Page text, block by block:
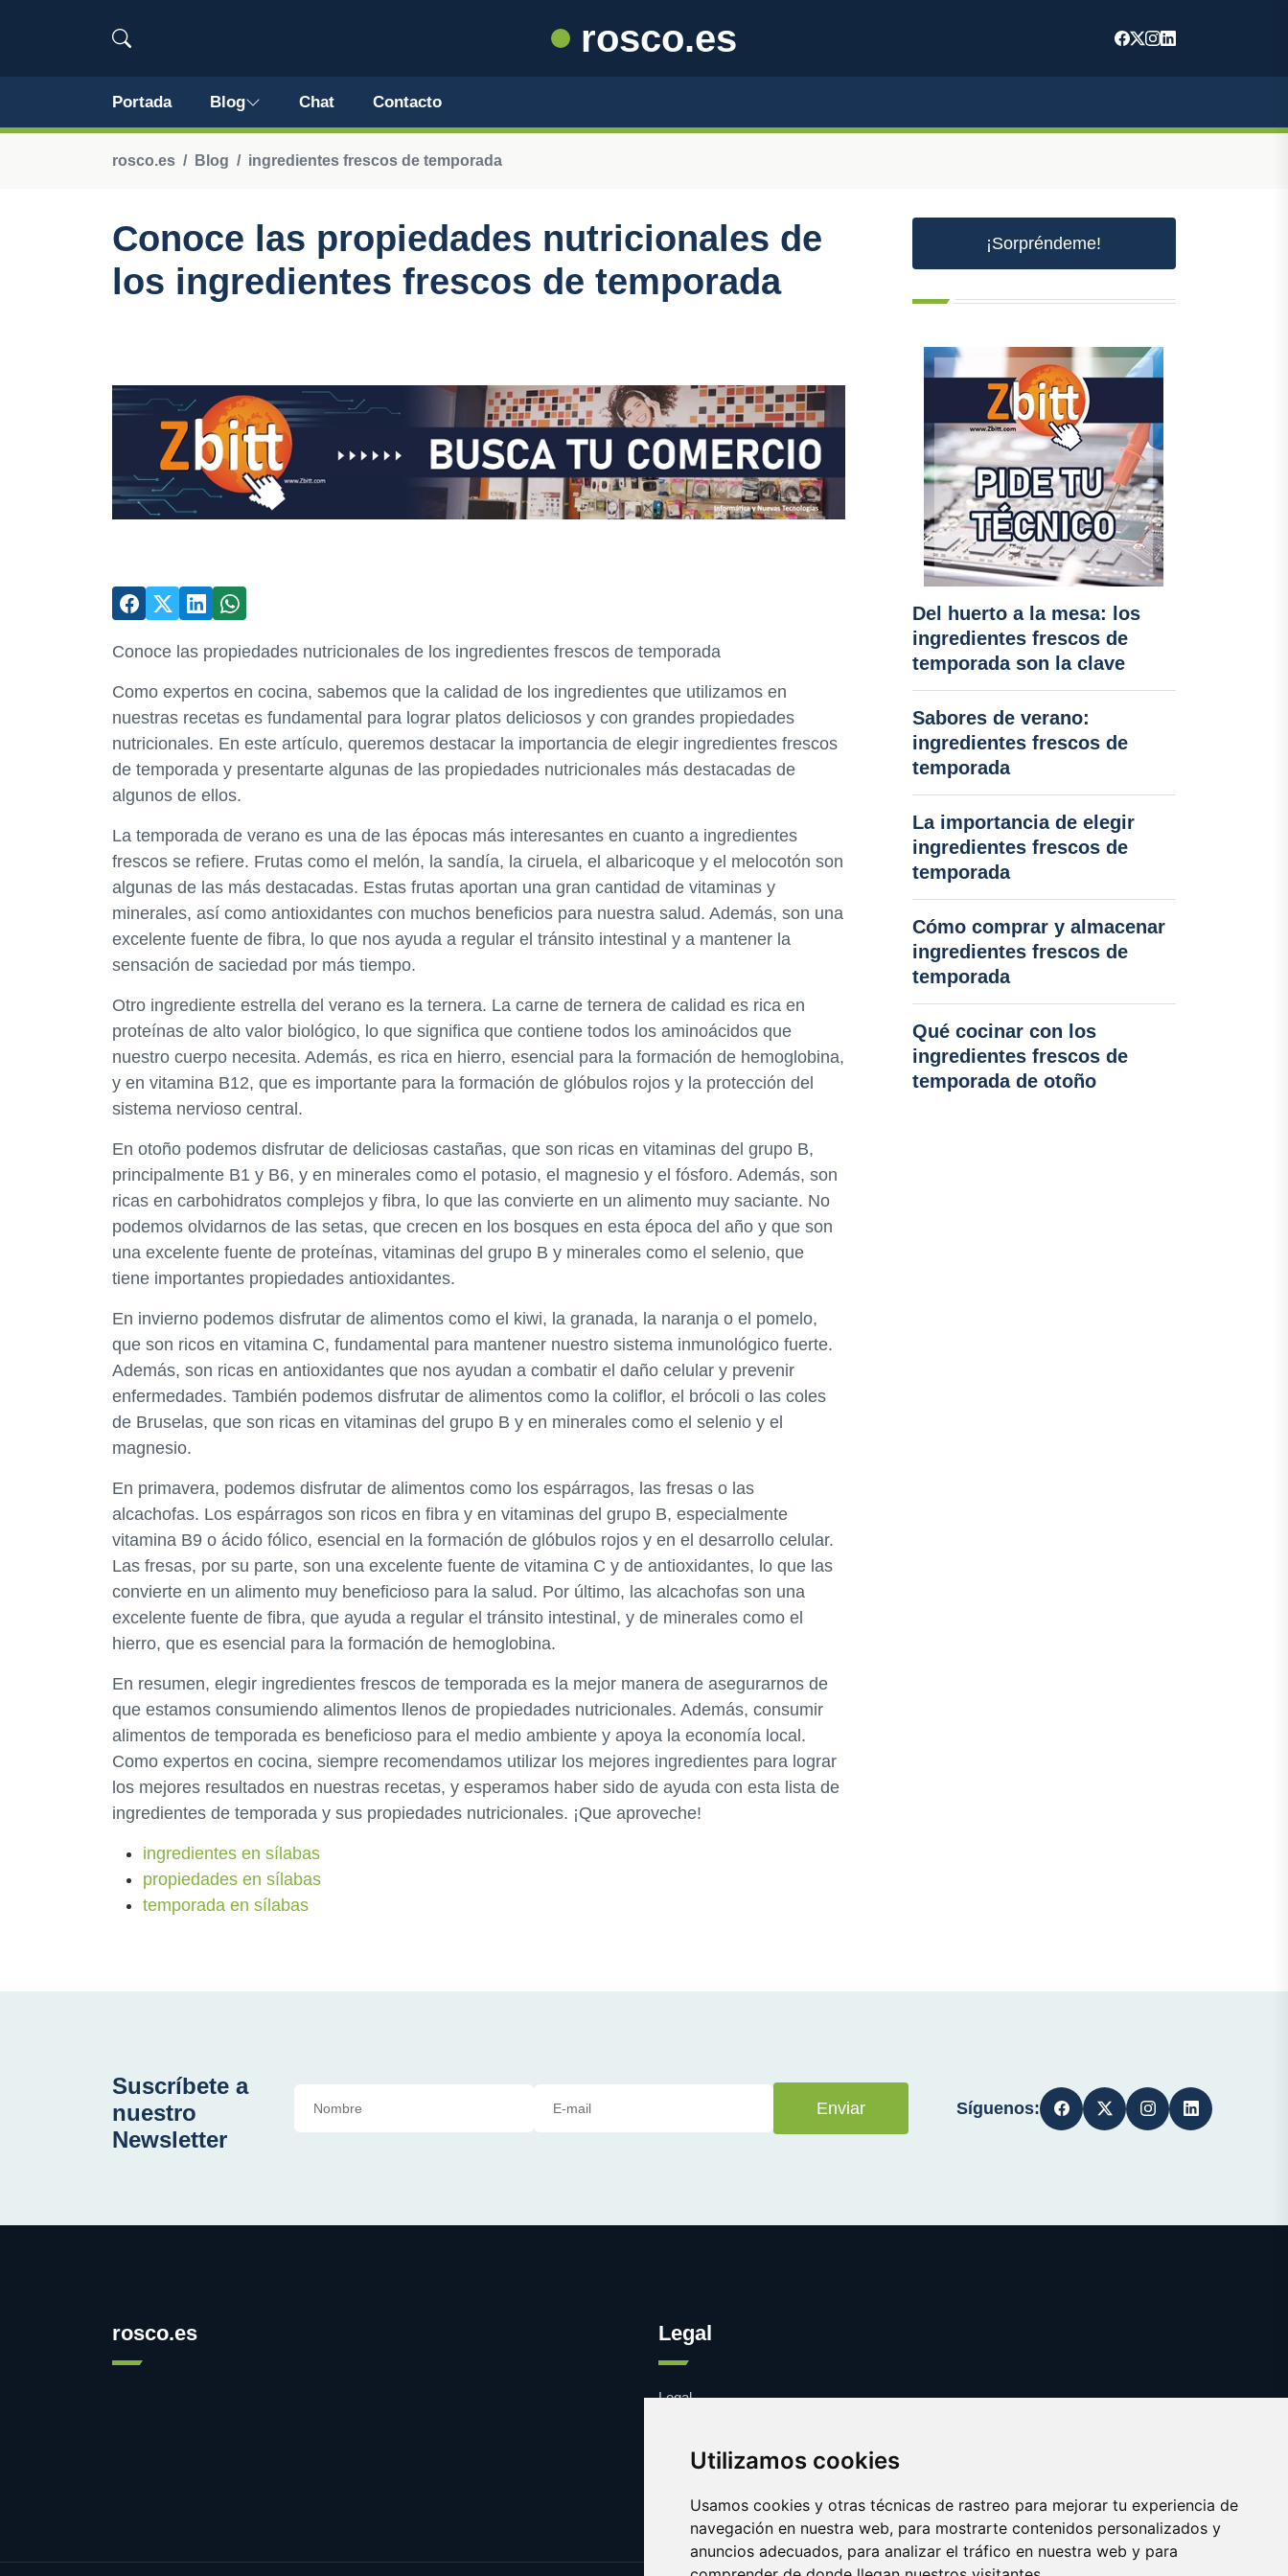
Utilizamos cookies
Usamos cookies y otras técnicas de rastreo para mejorar tu experiencia de
navegación en nuestra web, para mostrarte contenidos personalizados y
anuncios adecuados, para analizar el tráfico en nuestra web y para
rosco.es
Portada Blog Chat Contacto
rosco.es Blog ingredientes frescos de temporada
Conoce las propiedades nutricionales de
los ingredientes frescos de temporada
Conoce las propiedades nutricionales de los ingredientes frescos de temporada
Como expertos en cocina, sabemos que la calidad de los ingredientes que utilizamos en
nuestras recetas es fundamental para lograr platos deliciosos y con grandes propiedades
nutricionales. En este artículo, queremos destacar la importancia de elegir ingredientes frescos
de temporada y presentarte algunas de las propiedades nutricionales más destacadas de
algunos de ellos.
La temporada de verano es una de las épocas más interesantes en cuanto a ingredientes
frescos se refiere. Frutas como el melón, la sandía, la ciruela, el albaricoque y el melocotón son
algunas de las más destacadas. Estas frutas aportan una gran cantidad de vitaminas y
minerales, así como antioxidantes con muchos beneficios para nuestra salud. Además, son una
excelente fuente de fibra, lo que nos ayuda a regular el tránsito intestinal y a mantener la
sensación de saciedad por más tiempo.
Otro ingrediente estrella del verano es la ternera. La carne de ternera de calidad es rica en
proteínas de alto valor biológico, lo que significa que contiene todos los aminoácidos que
nuestro cuerpo necesita. Además, es rica en hierro, esencial para la formación de hemoglobina,
y en vitamina B12, que es importante para la formación de glóbulos rojos y la protección del
sistema nervioso central.
En otoño podemos disfrutar de deliciosas castañas, que son ricas en vitaminas del grupo B,
principalmente B1 y B6, y en minerales como el potasio, el magnesio y el fósforo. Además, son
ricas en carbohidratos complejos y fibra, lo que las convierte en un alimento muy saciante. No
podemos olvidarnos de las setas, que crecen en los bosques en esta época del año y que son
una excelente fuente de proteínas, vitaminas del grupo B y minerales como el selenio, que
tiene importantes propiedades antioxidantes.
En invierno podemos disfrutar de alimentos como el kiwi, la granada, la naranja o el pomelo,
que son ricos en vitamina C, fundamental para mantener nuestro sistema inmunológico fuerte.
Además, son ricas en antioxidantes que nos ayudan a combatir el daño celular y prevenir
enfermedades. También podemos disfrutar de alimentos como la coliflor, el brócoli o las coles
de Bruselas, que son ricas en vitaminas del grupo B y en minerales como el selenio y el
magnesio.
En primavera, podemos disfrutar de alimentos como los espárragos, las fresas o las
alcachofas. Los espárragos son ricos en fibra y en vitaminas del grupo B, especialmente
vitamina B9 o ácido fólico, esencial en la formación de glóbulos rojos y en el desarrollo celular.
Las fresas, por su parte, son una excelente fuente de vitamina C y de antioxidantes, lo que las
convierte en un alimento muy beneficioso para la salud. Por último, las alcachofas son una
excelente fuente de fibra, que ayuda a regular el tránsito intestinal, y de minerales como el
hierro, que es esencial para la formación de hemoglobina.
En resumen, elegir ingredientes frescos de temporada es la mejor manera de asegurarnos de
que estamos consumiendo alimentos llenos de propiedades nutricionales. Además, consumir
alimentos de temporada es beneficioso para el medio ambiente y apoya la economía local.
Como expertos en cocina, siempre recomendamos utilizar los mejores ingredientes para lograr
los mejores resultados en nuestras recetas, y esperamos haber sido de ayuda con esta lista de
ingredientes de temporada y sus propiedades nutricionales. ¡Que aproveche!
ingredientes en sílabas
propiedades en sílabas
temporada en sílabas
¡Sorpréndeme!
Del huerto a la mesa: los
ingredientes frescos de
temporada son la clave
Sabores de verano:
ingredientes frescos de
temporada
La importancia de elegir
ingredientes frescos de
temporada
Cómo comprar y almacenar
ingredientes frescos de
temporada
Qué cocinar con los
ingredientes frescos de
temporada de otoño
Suscríbete a
nuestro
Newsletter
Enviar Síguenos:
rosco.es Legal
Legal
Contacto